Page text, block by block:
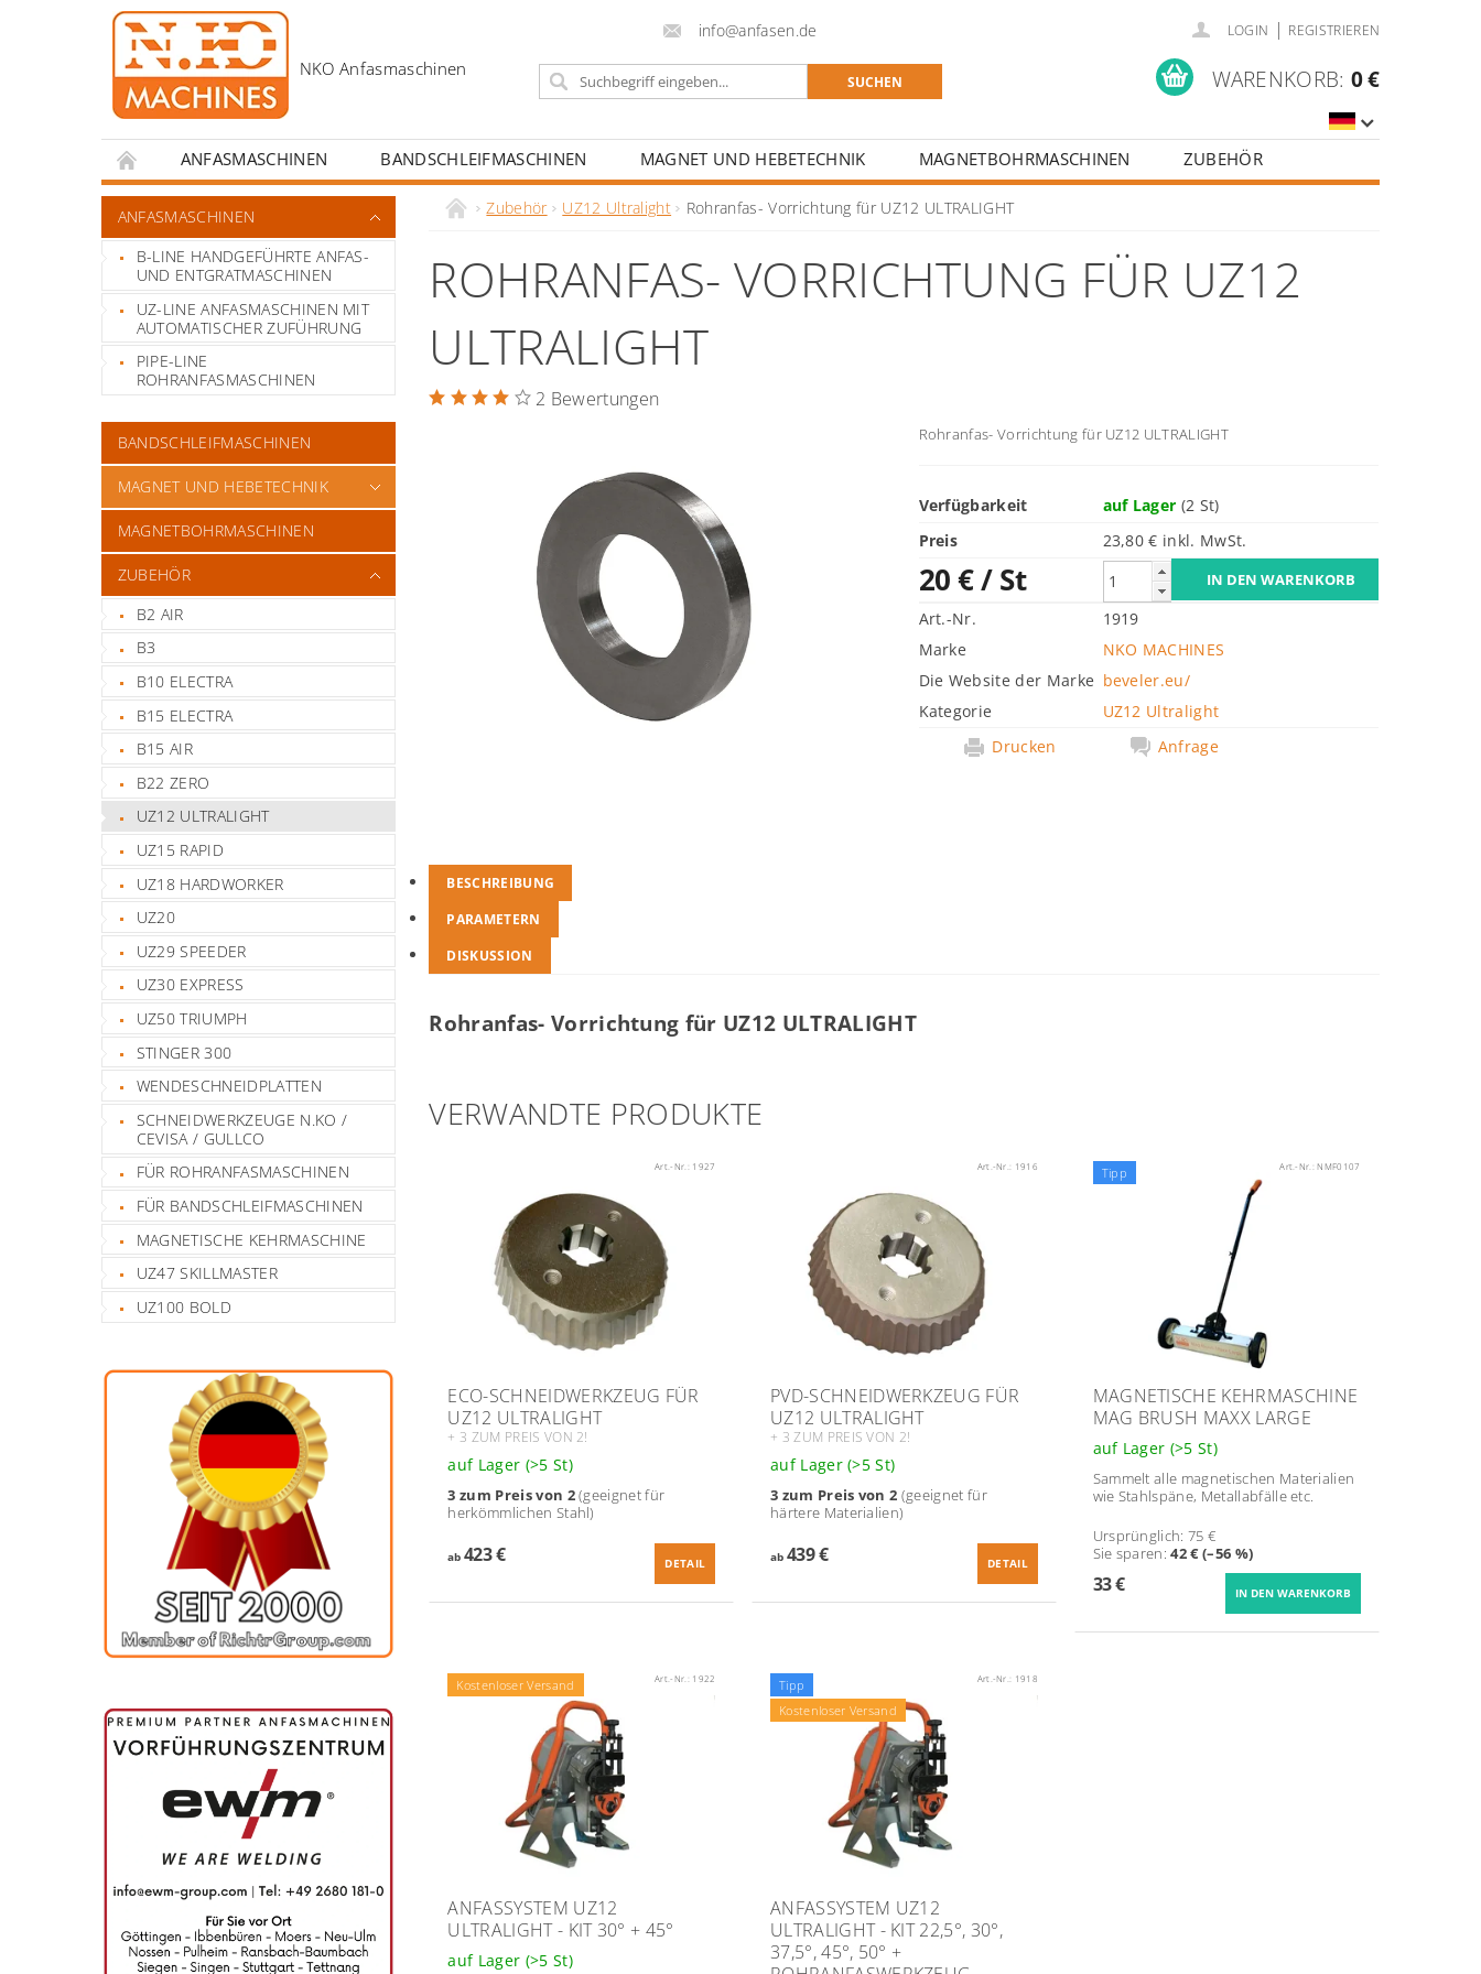
info@anfasen.de LOGIN | REGISTRIEREN
WARENKORB: 0 €
ANFASMASCHINEN BANDSCHLEIFMASCHINEN MAGNET UND HEBETECHNIK MAGNETBOHRMASCHINEN
ZUBEHÖR
KONTAKT
ANREIZE FÜR SCHWEISSERSCHULEN UND BILDUNGSZENTREN
ANFASMASCHINEN
B-LINE HANDGEFÜHRTE ANFAS-
UND ENTGRATMASCHINEN
UZ-LINE ANFASMASCHINEN MIT
AUTOMATISCHER ZUFÜHRUNG
PIPE-LINE
ROHRANFASMASCHINEN
BANDSCHLEIFMASCHINEN
MAGNET UND HEBETECHNIK
MAGNETBOHRMASCHINEN
ZUBEHÖR
B2 AIR
B3
B10 ELECTRA
B15 ELECTRA
B15 AIR
B22 ZERO
UZ12 ULTRALIGHT
UZ15 RAPID
UZ18 HARDWORKER
UZ20
UZ29 SPEEDER
UZ30 EXPRESS
UZ50 TRIUMPH
STINGER 300
WENDESCHNEIDPLATTEN
SCHNEIDWERKZEUGE N.KO /
CEVISA / GULLCO
FÜR ROHRANFASMASCHINEN
FÜR BANDSCHLEIFMASCHINEN
MAGNETISCHE KEHRMASCHINE
UZ47 SKILLMASTER
UZ100 BOLD
Zubehör UZ12 Ultralight Rohranfas- Vorrichtung für UZ12 ULTRALIGHT
ROHRANFAS- VORRICHTUNG FÜR UZ12
ULTRALIGHT
2 Bewertungen
Rohranfas- Vorrichtung für UZ12 ULTRALIGHT
Verfügbarkeit auf Lager (2 St)
Preis
23,80 € inkl. MwSt.
20 €/ St
Art.-Nr.
1919
Marke
NKO MACHINES
Die Website der Marke beveler.eu/
Kategorie
UZ12 Ultralight
Drucken
Anfrage
BESCHREIBUNG
PARAMETERN
DISKUSSION
Rohranfas- Vorrichtung für UZ12 ULTRALIGHT
VERWANDTE PRODUKTE
Art.-Nr.: 1927
ECO-SCHNEIDWERKZEUG FÜR
UZ12 ULTRALIGHT
+ 3 ZUM PREIS VON 2!
auf Lager (>5 St)
3 zum Preis von 2(geeignet für
herkömmlichen Stahl)
ab423 € DETAIL
Art.-Nr.: 1916
PVD-SCHNEIDWERKZEUG FÜR
UZ12 ULTRALIGHT
+ 3 ZUM PREIS VON 2!
auf Lager(>5 St)
3 zum Preis von 2 (geeignet für
härtere Materialien)
ab439 € DETAIL
Tipp Art.-Nr.:NMF0107
MAGNETISCHE KEHRMASCHINE
MAG BRUSH MAXX LARGE
auf Lager (>5 St)
Sammelt alle magnetischen Materialien
wie Stahlspäne, Metallabfälle etc.
Ursprünglich:75 €
Sie sparen:42 € (–56 %)
33 €
Kostenloser Versand Art.-Nr.: 1922
ANFASSYSTEM UZ12
ULTRALIGHT - KIT 30° + 45°
auf Lager (>5 St)
Tipp
Kostenloser Versand
Art.-Nr.: 1918
ANFASSYSTEM UZ12
ULTRALIGHT - KIT 22,5°, 30°,
37,5°, 45°, 50° +